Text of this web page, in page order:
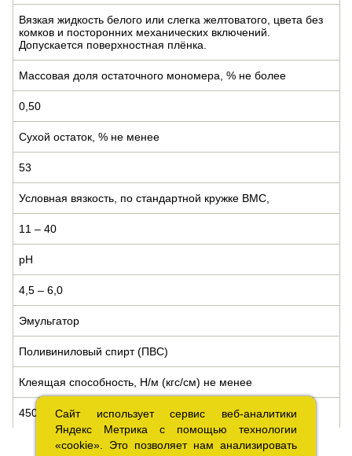
Вязкая жидкость белого или слегка желтоватого, цвета без
комков и посторонних механических включений.
Допускается поверхностная плёнка.
Массовая доля остаточного мономера, % не более
0,50
Сухой остаток, % не менее
53
Условная вязкость, по стандартной кружке ВМС,
11 – 40
pH
4,5 – 6,0
Эмульгатор
Поливиниловый спирт (ПВС)
Клеящая способность, Н/м (кгс/см) не менее
450 (0,45)Сайт использует сервис веб-аналитики
Яндекс Метрика с помощью технологии
«cookie». Это позволяет нам анализировать
Сайт использует сервис веб-аналитики
Яндекс Метрика с помощью технологии
«cookie». Это позволяет нам анализировать